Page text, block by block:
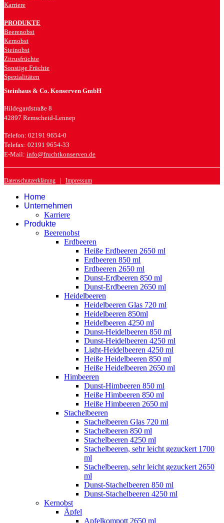
Karriere
PRODUKTE
Beerenobst
Kernobst
Steinobst
Zitrusfrüchte
Sonstige Früchte
Spezialitäten
Steinhaus & Co. Konserven GmbH
Hildegardstraße 8
42897 Remscheid-Lennep
Telefon: 02191 9654-0
Telefax: 02191 9654-33
E-Mail: info@fruchtkonserven.de
Datenschutzerklärung | Impressum
Home
Unternehmen
Karriere
Produkte
Beerenobst
Erdbeeren
Heiße Erdbeeren 2650 ml
Erdbeeren 850 ml
Erdbeeren 2650 ml
Dunst-Erdbeeren 850 ml
Dunst-Erdbeeren 2650 ml
Heidelbeeren
Heidelbeeren Glas 720 ml
Heidelbeeren 850ml
Heidelbeeren 4250 ml
Dunst-Heidelbeeren 850 ml
Dunst-Heidelbeeren 4250 ml
Light-Heidelbeeren 4250 ml
Heiße Heidelbeeren 850 ml
Heiße Heidelbeeren 2650 ml
Himbeeren
Dunst-Himbeeren 850 ml
Heiße Himbeeren 850 ml
Heiße Himbeeren 2650 ml
Stachelbeeren
Stachelbeeren Glas 720 ml
Stachelbeeren 850 ml
Stachelbeeren 4250 ml
Stachelbeeren, sehr leicht gezuckert 1700
ml
Stachelbeeren, sehr leicht gezuckert 2650
ml
Dunst-Stachelbeeren 850 ml
Dunst-Stachelbeeren 4250 ml
Kernobst
Äpfel
Apfelkompott 2650 ml